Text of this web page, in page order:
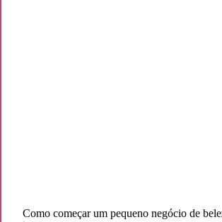
Como começar um pequeno negócio de